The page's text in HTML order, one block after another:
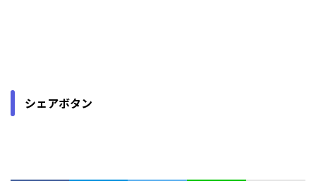
シェアボタン